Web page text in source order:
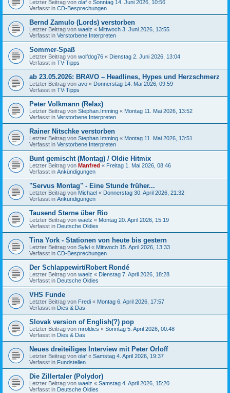
Letzter Beitrag von olaf « Sonntag 14. Juni 2026, 10:56
Verfasst in CD-Besprechungen
Bernd Zamulo (Lords) verstorben
Letzter Beitrag von waelz « Mittwoch 3. Juni 2026, 13:55
Verfasst in Verstorbene Interpreten
Sommer-Spaß
Letzter Beitrag von wolfdog76 « Dienstag 2. Juni 2026, 13:04
Verfasst in TV-Tipps
ab 23.05.2026: BRAVO – Headlines, Hypes und Herzschmerz
Letzter Beitrag von avo « Donnerstag 14. Mai 2026, 09:59
Verfasst in TV-Tipps
Peter Volkmann (Relax)
Letzter Beitrag von Stephan.Imming « Montag 11. Mai 2026, 13:52
Verfasst in Verstorbene Interpreten
Rainer Nitschke verstorben
Letzter Beitrag von Stephan.Imming « Montag 11. Mai 2026, 13:51
Verfasst in Verstorbene Interpreten
Bunt gemischt (Montag) / Oldie Hitmix
Letzter Beitrag von Manfred « Freitag 1. Mai 2026, 08:46
Verfasst in Ankündigungen
"Servus Montag" - Eine Stunde früher...
Letzter Beitrag von Michael « Donnerstag 30. April 2026, 21:32
Verfasst in Ankündigungen
Tausend Sterne über Rio
Letzter Beitrag von waelz « Montag 20. April 2026, 15:19
Verfasst in Deutsche Oldies
Tina York - Stationen von heute bis gestern
Letzter Beitrag von Sylvi « Mittwoch 15. April 2026, 13:33
Verfasst in CD-Besprechungen
Der Schlappewirt/Robert Rondé
Letzter Beitrag von waelz « Dienstag 7. April 2026, 18:28
Verfasst in Deutsche Oldies
VHS Funde
Letzter Beitrag von Fredi « Montag 6. April 2026, 17:57
Verfasst in Dies & Das
Slovak version of English(?) pop
Letzter Beitrag von mroldies « Sonntag 5. April 2026, 00:48
Verfasst in Dies & Das
Neues dreiteiliges Interview mit Peter Orloff
Letzter Beitrag von olaf « Samstag 4. April 2026, 19:37
Verfasst in Fundstellen
Die Zillertaler (Polydor)
Letzter Beitrag von waelz « Samstag 4. April 2026, 15:20
Verfasst in Deutsche Oldies